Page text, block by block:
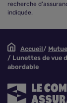
recherche
indiquée.
Accueil
Lunettes de vue
abordable